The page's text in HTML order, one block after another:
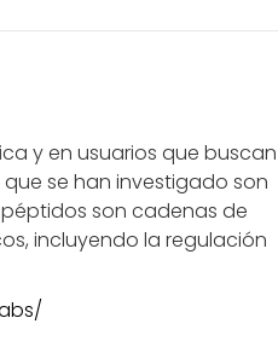
y en usuarios que buscan
se han investigado son
son cadenas de
incluyendo la regulación